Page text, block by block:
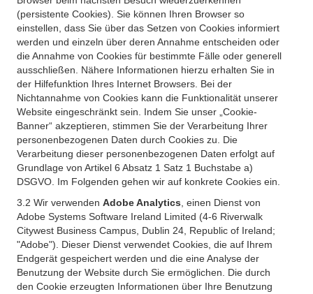
(persistente Cookies). Sie können Ihren Browser so
einstellen, dass Sie über das Setzen von Cookies informiert
werden und einzeln über deren Annahme entscheiden oder
die Annahme von Cookies für bestimmte Fälle oder generell
ausschließen. Nähere Informationen hierzu erhalten Sie in
der Hilfefunktion Ihres Internet Browsers. Bei der
Nichtannahme von Cookies kann die Funktionalität unserer
Website eingeschränkt sein. Indem Sie unser „Cookie-
Banner“ akzeptieren, stimmen Sie der Verarbeitung Ihrer
personenbezogenen Daten durch Cookies zu. Die
Verarbeitung dieser personenbezogenen Daten erfolgt auf
Grundlage von Artikel 6 Absatz 1 Satz 1 Buchstabe a)
DSGVO. Im Folgenden gehen wir auf konkrete Cookies ein.
3.2 Wir verwenden Adobe Analytics , einen Dienst von
Adobe Systems Software Ireland Limited (4-6 Riverwalk
Citywest Business Campus, Dublin 24, Republic of Ireland;
"Adobe"). Dieser Dienst verwendet Cookies, die auf Ihrem
Endgerät gespeichert werden und die eine Analyse der
Benutzung der Website durch Sie ermöglichen. Die durch
den Cookie erzeugten Informationen über Ihre Benutzung